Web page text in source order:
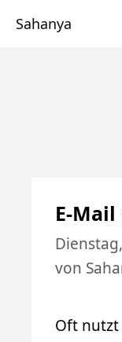
Sahanya
E-
von
Oft